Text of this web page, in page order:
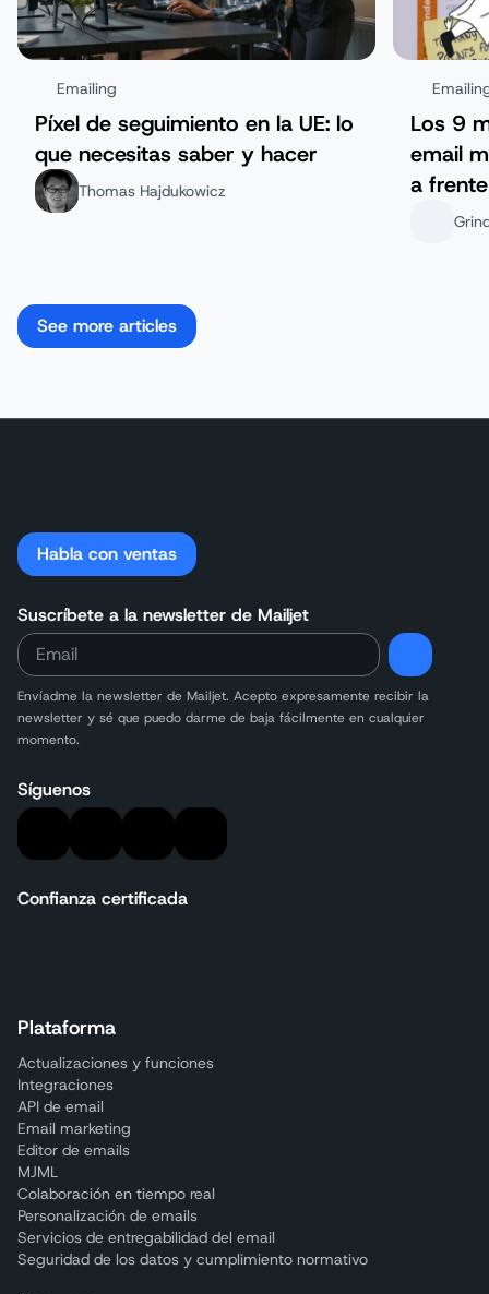
Emailing
Píxel de seguimiento en la UE: lo
que necesitas saber y hacer
Thomas Hajdukowicz
Los 9
email
a frente
See more articles
Habla con ventas
Suscríbete a la newsletter de Mailjet
Envíadme la newsletter de Mailjet. Acepto expresamente recibir la
newsletter y sé que puedo darme de baja fácilmente en cualquier
momento.
Síguenos
Confianza certificada
Plataforma
Actualizaciones y funciones
Integraciones
API de email
Email marketing
Editor de emails
MJML
Colaboración en tiempo real
Personalización de emails
Servicios de entregabilidad del email
Seguridad de los datos y cumplimiento normativo